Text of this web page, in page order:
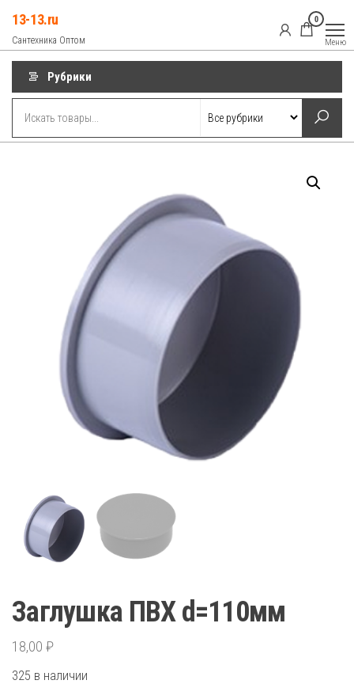
содержимому
13-13.ru
Сантехника Оптом
0
Меню
Рубрики
Заглушка ПВХ d=110мм
18,00 ₽
325 в наличии